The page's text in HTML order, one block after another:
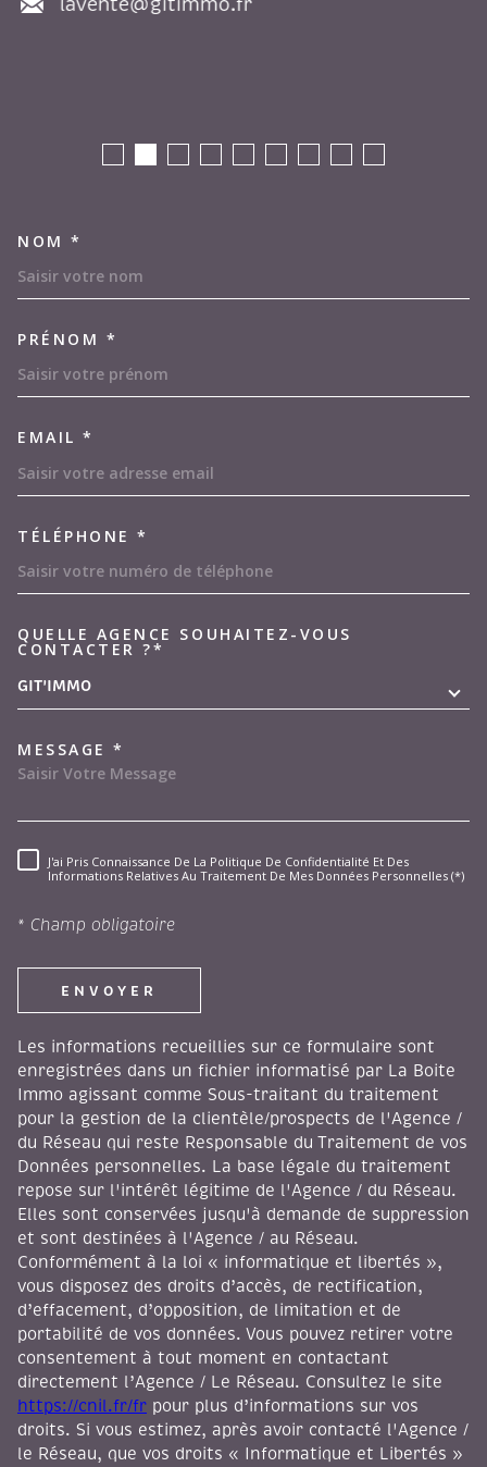
NOM *
PRÉNOM *
EMAIL *
TÉLÉPHONE *
QUELLE AGENCE SOUHAITEZ-VOUS
CONTACTER ?*
GIT'IMMO
MESSAGE *
RÈGLEMENTATION
J'ai Pris Connaissance De La Politique De Confidentialité Et Des
Informations Relatives Au Traitement De Mes Données Personnelles (*)
* Champ obligatoire
ENVOYER
Les informations recueillies sur ce formulaire sont
enregistrées dans un fichier informatisé par La Boite
Immo agissant comme Sous-traitant du traitement
pour la gestion de la clientèle/prospects de l'Agence /
du Réseau qui reste Responsable du Traitement de vos
Données personnelles. La base légale du traitement
repose sur l'intérêt légitime de l'Agence / du Réseau.
Elles sont conservées jusqu'à demande de suppression
et sont destinées à l'Agence / au Réseau.
Conformément à la loi « informatique et libertés »,
vous disposez des droits d’accès, de rectification,
d’effacement, d’opposition, de limitation et de
portabilité de vos données. Vous pouvez retirer votre
consentement à tout moment en contactant
directement l’Agence / Le Réseau. Consultez le site
https://cnil.fr/fr pour plus d’informations sur vos
droits. Si vous estimez, après avoir contacté l'Agence /
le Réseau, que vos droits « Informatique et Libertés »